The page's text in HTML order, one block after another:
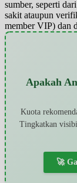
sumber, seperti
sakit ataupun
member VIP) dan
Apakah
Kuota
Tingkatkan
🚀